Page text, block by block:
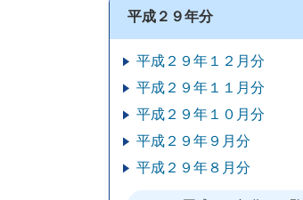
平成２９年分
平成２９年１２月分
平成２９年１１月分
平成２９年１０月分
平成２９年９月分
平成２９年８月分